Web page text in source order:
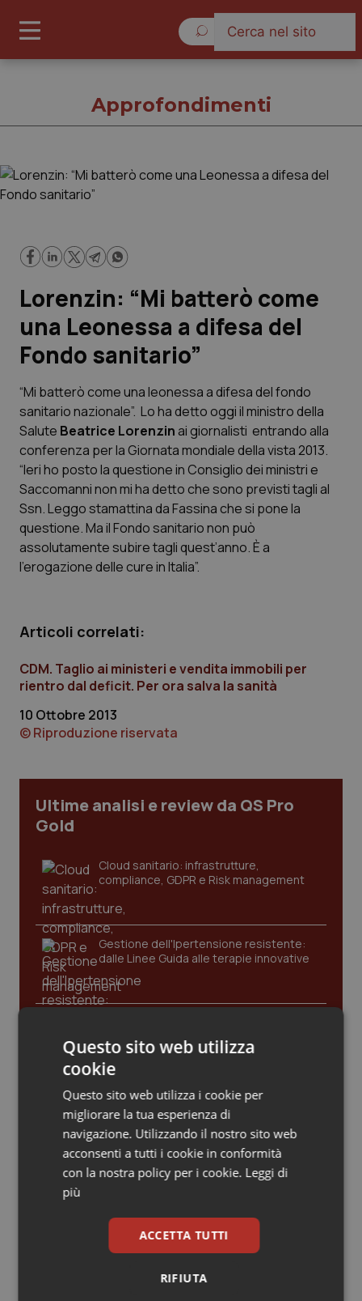
Governo e Parlamento
Regioni e Asl
Lavoro e Professioni
Scienza e Farmaci
Studi e Analisi
Lettere al direttore
Edizioni Regionali
QS Pro
Basilicata
Calabria
Campania
Emilia-Romagna
Friuli Venezia Giulia
Lazio
Liguria
Lombardia
Molise
Piemonte
Provincia Autonoma di Bolzano
Provincia Autonoma di Trento
Artrite & artrosi
Asma & BPCO
Car-T
Colesterolo & coronaropatie
Dermatite Atopica
Diabete & glucometri
Disturbi dell’umore
Dolore
Epatiti
HIV
Infezioni & Febbre
Ipertensione & Scompenso
Malattia di Crohn & Rettocolite Ulcerosa
QS Club Newsletter
Approfondimenti
Lorenzin: “Mi batterò come
una Leonessa a difesa del
Fondo sanitario”
“Mi batterò come una leonessa a difesa del fondo
sanitario nazionale”. Lo ha detto oggi il ministro della
Salute Beatrice Lorenzinai giornalisti entrando alla
conferenza per la Giornata mondiale della vista 2013.
“Ieri ho posto la questione in Consiglio dei ministri e
Saccomanni non mi ha detto che sono previsti tagli al
Ssn. Leggo stamattina da Fassina che si pone la
questione. Ma il Fondo sanitario non può
assolutamente subire tagli quest’anno. È a
l’erogazione delle cure in Italia”.
Articoli correlati:
CDM. Taglio ai ministeri e vendita immobili per
rientro dal deficit. Per ora salva la sanità
10 Ottobre 2013
© Riproduzione riservata
Ultime analisi e review da QS Pro
Gold
Cloud sanitario: infrastrutture,
compliance, GDPR e Risk management
Gestione dell'Ipertensione resistente:
dalle Linee Guida alle terapie innovative
modelli di responsabilità e autonomia
Leadership Medica 2026: guidare team
clinici ad alte prestazioni
AI e telemedicina nello studio
Questo sito web utilizza
cookie
Questo sito web utilizza i cookie per
migliorare la tua esperienza di
navigazione. Utilizzando il nostro sito web
acconsenti a tutti i cookie in conformità
con la nostra policy per i cookie. Leggi di
più
ACCETTA TUTTI
RIFIUTA